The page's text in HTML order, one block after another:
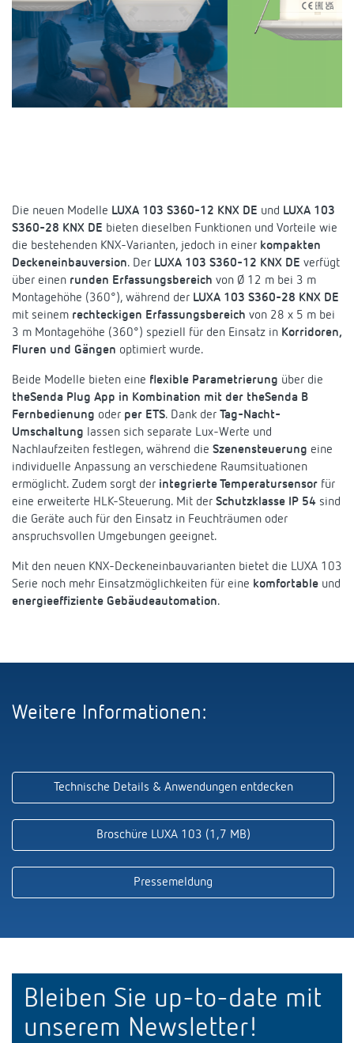
LED-Leuchten
Zeit- und Lichtsteuerung
Klimaregelung
KNX-Systeme
KNX Smart Home System LUXORliving
Präsenzmelder und Bewegungsmelder
Apps
Referenzen
Kataloge und Prospekte
Katalogbestellung
Seminare und Online-Trainings
BIM-Portal
Theben AG
News
Messe
Engagement
Design
Historie
Karriere
Karriere bei Theben
Kontakt
Vertrieb Deutschland
Vertrieb Weltweit
Ansprechpartner OEM
Anfrageformular
Smart Home
Die neuen Modelle LUXA 103 S360-12 KNX DE und LUXA 103
S360-28 KNX DE bieten dieselben Funktionen und Vorteile wie
die bestehenden KNX-Varianten, jedoch in einer kompakten
Deckeneinbauversion. Der LUXA 103 S360-12 KNX DE verfügt
über einen runden Erfassungsbereich von Ø 12 m bei 3 m
Montagehöhe (360°), während der LUXA 103 S360-28 KNX DE
mit seinem rechteckigen Erfassungsbereich von 28 x 5 m bei
3 m Montagehöhe (360°) speziell für den Einsatz in Korridoren,
Fluren und Gängen optimiert wurde.
Beide Modelle bieten eine flexible Parametrierung über die
theSenda Plug App in Kombination mit der theSenda B
Fernbedienung oder per ETS. Dank der Tag-Nacht-
Umschaltung lassen sich separate Lux-Werte und
Nachlaufzeiten festlegen, während die Szenensteuerung eine
individuelle Anpassung an verschiedene Raumsituationen
ermöglicht. Zudem sorgt der integrierte Temperatursensor für
eine erweiterte HLK-Steuerung. Mit der Schutzklasse IP 54 sind
die Geräte auch für den Einsatz in Feuchträumen oder
anspruchsvollen Umgebungen geeignet.
Mit den neuen KNX-Deckeneinbauvarianten bietet die LUXA 103
Serie noch mehr Einsatzmöglichkeiten für eine komfortable und
energieeffiziente Gebäudeautomation.
Weitere Informationen:
Technische Details & Anwendungen entdecken
Broschüre LUXA 103 (1,7 MB)
Pressemeldung
Bleiben Sie up-to-date mit
unserem Newsletter!